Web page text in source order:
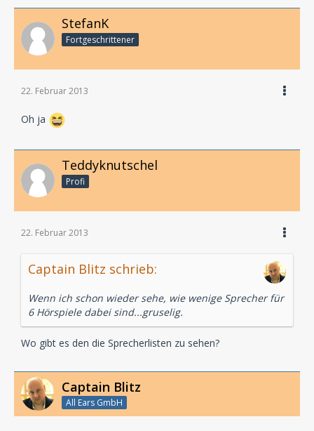
StefanK
Fortgeschrittener
22. Februar 2013
Oh ja
Teddyknutschel
Profi
22. Februar 2013
Captain Blitz schrieb:
Wenn ich schon wieder sehe, wie wenige Sprecher für
6 Hörspiele dabei sind...gruselig.
Wo gibt es den die Sprecherlisten zu sehen?
Captain Blitz
All Ears GmbH